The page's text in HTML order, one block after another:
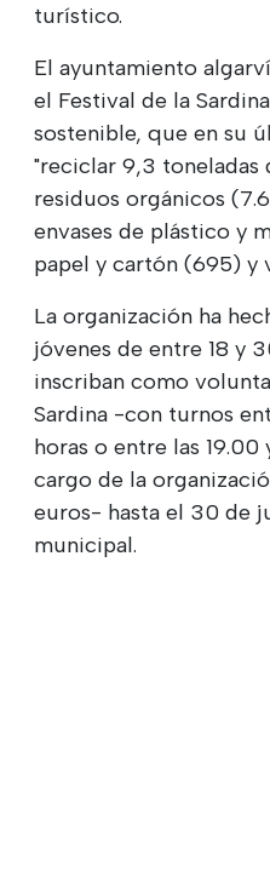
turístico.
El ayuntamiento
el Festival de la
sostenible, que en su
"reciclar 9,3 toneladas
residuos orgánicos
envases de plástico y
papel y cartón (695) y
La organización ha
jóvenes de entre 18 y
inscriban como
Sardina -con turnos
horas o entre las 19.00
cargo de la
euros- hasta el 30 de
municipal.